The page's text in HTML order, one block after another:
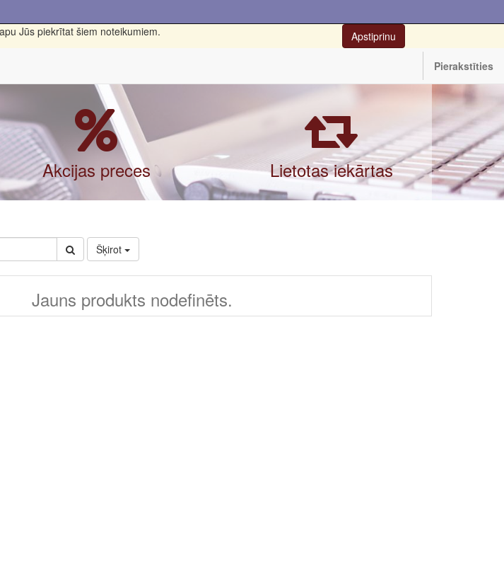
Jūs piekrītat šiem noteikumiem. Apstiprinu
Pierakstīties
Akcijas preces Lietotas iekārtas
Šķirot
Jauns produkts nodefinēts.